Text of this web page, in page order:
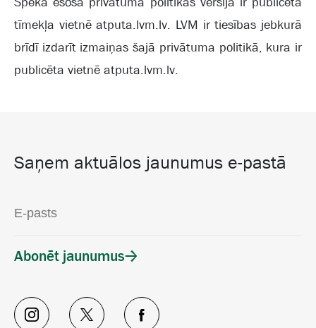
tīmekļa vietnē atputa.lvm.lv. LVM ir tiesības jebkurā
brīdī izdarīt izmaiņas šajā privātuma politikā, kura ir
publicēta vietnē atputa.lvm.lv.
Saņem aktuālos jaunumus e-pastā
Abonēt jaunumus